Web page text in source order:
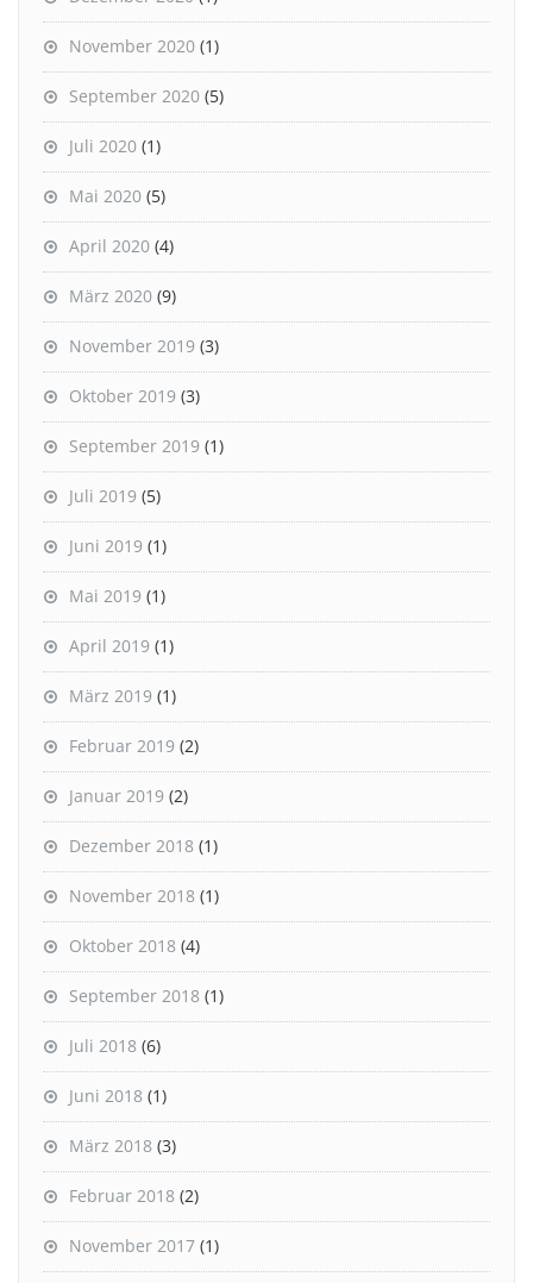
November 2020 (1)
September 2020 (5)
Juli 2020 (1)
Mai 2020 (5)
April 2020 (4)
März 2020 (9)
November 2019 (3)
Oktober 2019 (3)
September 2019 (1)
Juli 2019 (5)
Juni 2019 (1)
Mai 2019 (1)
April 2019 (1)
März 2019 (1)
Februar 2019 (2)
Januar 2019 (2)
Dezember 2018 (1)
November 2018 (1)
Oktober 2018 (4)
September 2018 (1)
Juli 2018 (6)
Juni 2018 (1)
März 2018 (3)
Februar 2018 (2)
November 2017 (1)